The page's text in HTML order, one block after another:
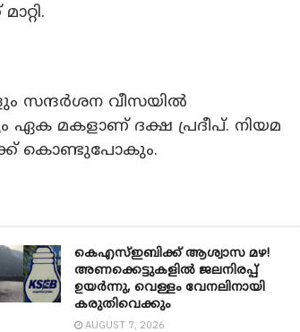
സന്ദർശന വീസയിൽ
ഏക മകളാണ് ദക്ഷ പ്രദീപ്. നിയമ
കൊണ്ടുപോകും.
കെഎസ്ഇബിക്ക് ആശ്വാസ മഴ!
അണക്കെട്ടുകളിൽ ജലനിരപ്പ്
ഉയർന്നു, വെള്ളം വേനലിനായി
കരുതിവെക്കും
AUGUST 7, 2026